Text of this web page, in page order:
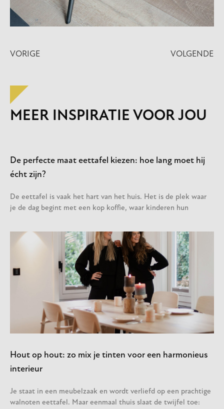
VORIGE VOLGENDE
MEER INSPIRATIE VOOR JOU
De perfecte maat eettafel kiezen: hoe lang moet hij
écht zijn?
De eettafel is vaak het hart van het huis. Het is de plek waar
je de dag begint met een kop koffie, waar kinderen hun
Hout op hout: zo mix je tinten voor een harmonieus
interieur
Je staat in een meubelzaak en wordt verliefd op een prachtige
walnoten eettafel. Maar eenmaal thuis slaat de twijfel toe: